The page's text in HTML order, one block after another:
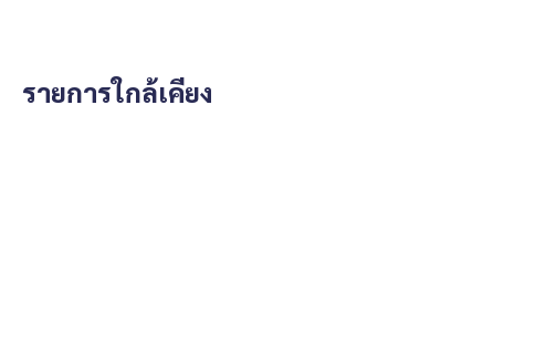
รายการใกล้เคียง